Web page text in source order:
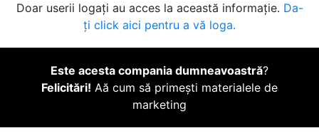
Doar userii logați au acces la această informație. Da-
ți click aici pentru a vă loga.
Este acesta compania dumneavoastră?
Felicitări! Aă cum să primești materialele de
marketing